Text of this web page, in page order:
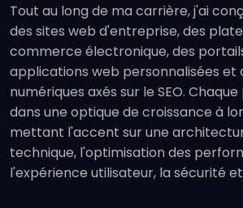
Tout au long de ma carrière, j'ai
des sites web d'entreprise, des
commerce électronique, des
applications web personnalisées et
numériques axés sur le SEO.
dans une optique de croissance à
mettant l'accent sur une
technique, l'optimisation des
l'expérience utilisateur, la sécurité